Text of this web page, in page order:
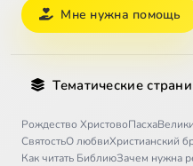
Мне нужна помощь
Тематические
Рождество ХристовоПасха
СвятостьО любвиХристианский
Как читать БиблиюЗачем нужна